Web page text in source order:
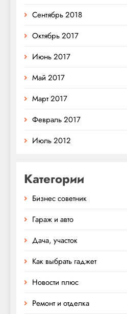
Сентябрь 2018
Октябрь 2017
Июнь 2017
Май 2017
Март 2017
Февраль 2017
Июль 2012
Категории
Бизнес советник
Гараж и авто
Дача, участок
Как выбрать гаджет
Новости плюс
Ремонт и отделка